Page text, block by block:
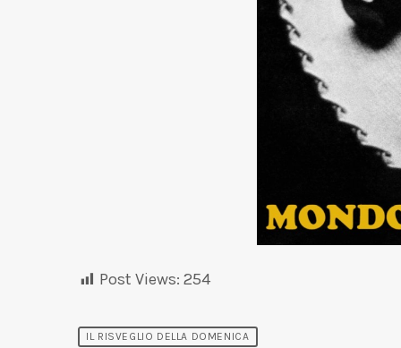
Post Views: 254
IL RISVEGLIO DELLA DOMENICA